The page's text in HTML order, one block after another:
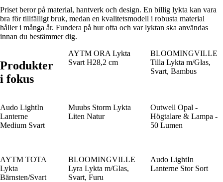
Priset beror på material, hantverk och design. En billig lykta kan vara
bra för tillfälligt bruk, medan en kvalitetsmodell i robusta material
håller i många år. Fundera på hur ofta och var lyktan ska användas
innan du bestämmer dig.
Produkter
i fokus
AYTM ORA Lykta
Svart H28,2 cm
BLOOMINGVILLE
Tilla Lykta m/Glas,
Svart, Bambus
Audo LightIn
Lanterne
Medium Svart
Muubs Storm Lykta
Liten Natur
Outwell Opal -
Högtalare & Lampa -
50 Lumen
AYTM TOTA
Lykta
Bärnsten/Svart
BLOOMINGVILLE
Lyra Lykta m/Glas,
Svart, Furu
Audo LightIn
Lanterne Stor Sort